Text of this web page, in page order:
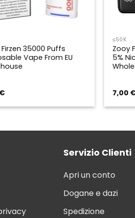
35000 Puffs
Vape From EU
€
≤50K
Zooy
5%
7,00
Servizio Clienti
Apri un conto
Dogane e dazi
Spedizione